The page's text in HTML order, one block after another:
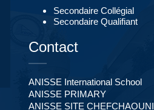
Secondaire Collégial
Secondaire Qualifiant
Contact
ANISSE International School
ANISSE PRIMARY
ANISSE SITE CHEFCHAOUNI